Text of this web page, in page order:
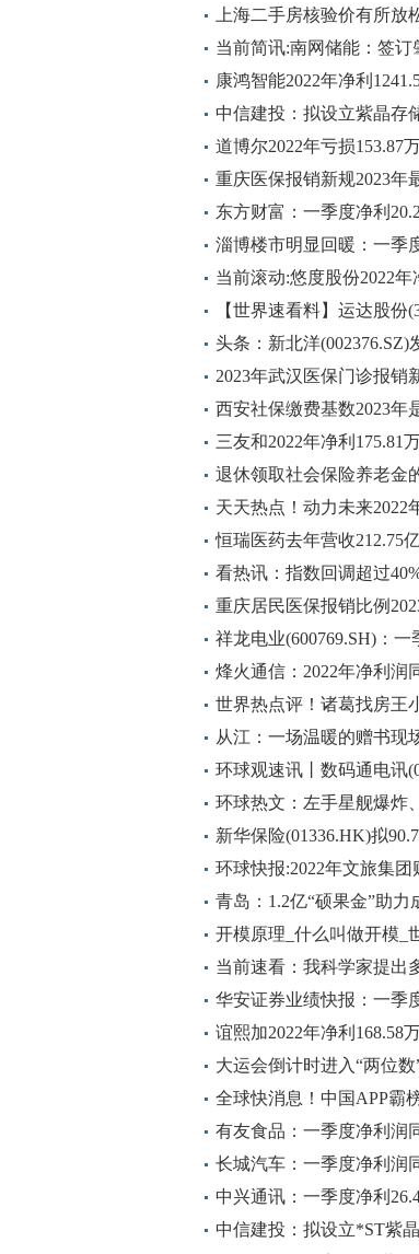
上海二手房核验价有所
所减轻
当前简讯:南网储能：签
康鸿智能2022年净利
每日速递
中信建投：拟设立紫晶存
道博尔2022年亏损153.87
日焦点
重庆医保报销新规2023年
东方财富：一季度净利
淄博楼市明显回暖：一季
天微动态
当前滚动:悠度股份2022年
利增加
【世界速看料】运达股份
可上市流通
头条：新北洋(002376.SZ)
元，同比由盈转亏，每10
2023年武汉医保门诊报销
西安社保缴费基数2023年
全球热点评
三友和2022年净利175.81
每日看点
退休领取社会保险养老金
个因素
天天热点！动力未来2022
易性金融资产产生利得
恒瑞医药去年营收212.75
看热讯：指数回调超过
重庆居民医保报销比例
祥龙电业(600769.SH)：
37.06%
烽火通信：2022年净利润
世界热点评！诸葛找房王
导价贷款”取消的点评
从江：一场温暖的赠书现
环球观速讯丨数码通电讯
环球热文：左手星舰爆炸
马斯克不在乎
新华保险(01336.HK)拟
环球快报:2022年文旅集
青岛：1.2亿“硕果金”助力
开模原理_什么叫做开模_
当前速看：我科学家提出
华安证券业绩快报：一季
谊熙加2022年净利168.58
大运会倒计时进入“两位
全球快消息！中国APP霸
中国商务部回应
有友食品：一季度净利润
长城汽车：一季度净利润
中兴通讯：一季度净利
中信建投：拟设立*ST紫